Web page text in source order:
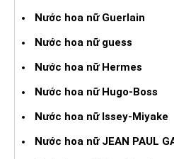
Nước hoa nữ Guerlain
Nước hoa nữ guess
Nước hoa nữ Hermes
Nước hoa nữ Hugo-Boss
Nước hoa nữ Issey-Miyake
Nước hoa nữ JEAN PAUL